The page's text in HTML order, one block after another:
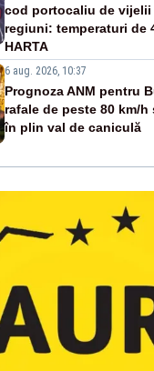
cod portocaliu de vijelii
regiuni: temperaturi de
HARTA
6 aug. 2026, 10:37
Prognoza ANM pentru
rafale de peste 80 km/
în plin val de caniculă